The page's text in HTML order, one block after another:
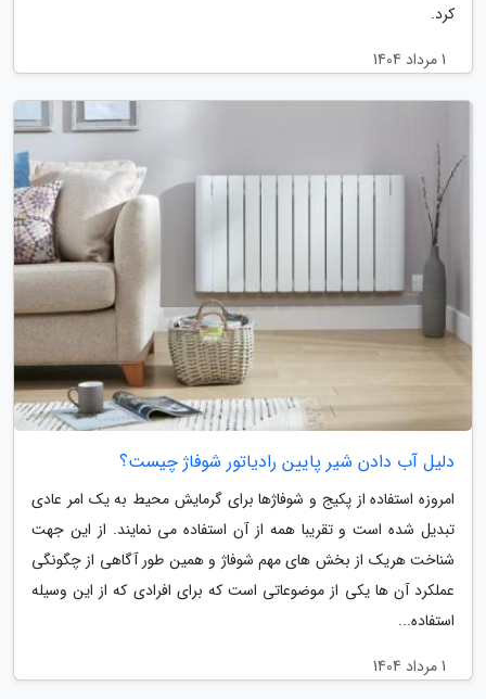
کرد.
1 مرداد 1404
دلیل آب دادن شیر پایین رادیاتور شوفاژ چیست؟
امروزه استفاده از پکیج و شوفاژها برای گرمایش محیط به یک امر عادی
تبدیل شده است و تقریبا همه از آن استفاده می نمایند. از این جهت
شناخت هریک از بخش های مهم شوفاژ و همین طور آگاهی از چگونگی
عملکرد آن ها یکی از موضوعاتی است که برای افرادی که از این وسیله
استفاده...
1 مرداد 1404